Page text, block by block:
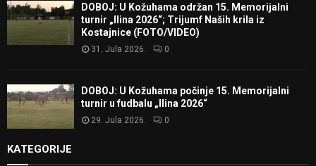
DOBOJ: U Kožuhama održan 15. Memorijalni
turnir „Ilina 2026“; Trijumf Naših krila iz
Kostajnice (FOTO/VIDEO)
31. Jula 2026. 0
DOBOJ: U Kožuhama počinje 15. Memorijalni
turnir u fudbalu „Ilina 2026“
29. Jula 2026. 0
KATEGORIJE